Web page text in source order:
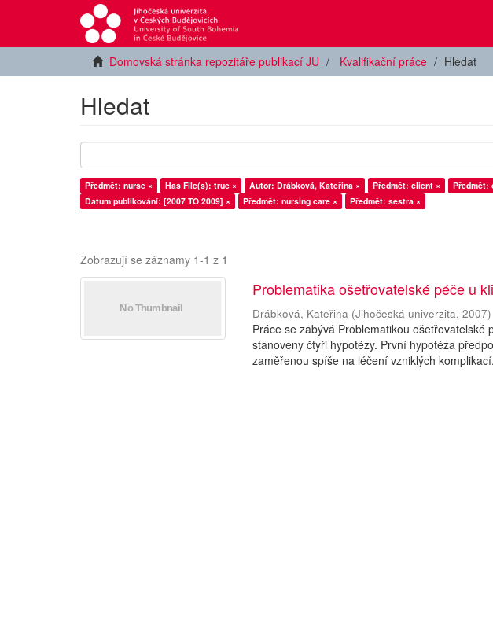
Domovská stránka repozitáře publikací JU Kvalifikační práce Hledat
Hledat
Předmět: nurse × Has File(s): true × Autor: Drábková, Kateřina × Předmět: client × Předmět:
Datum publikování: [2007 TO 2009] ×
Předmět: nursing care × Předmět: sestra ×
Zobrazují se záznamy 1-1 z 1
Problematika ošetřovatelské péče u
Drábková, Kateřina (Jihočeská univerzita,2007)
Práce se zabývá Problematikou
stanoveny čtyři hypotézy. První hypotéza
zaměřenou spíše na léčení vzniklých